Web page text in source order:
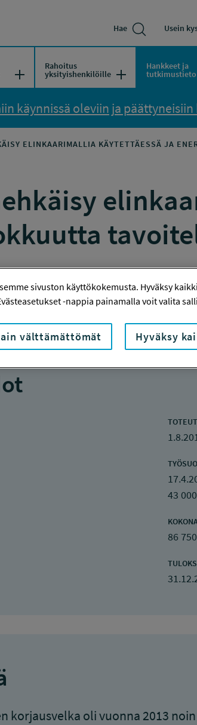
Hae Usein
Avaa/Sulje valikko
Rahoitus
yksityishenkilöille Avaa/Sulje valikko
Hankkeet ja
tutkimustieto
käynnissä oleviin ja päättyneisiin
ELINKAARIMALLIA KÄYTETTÄESSÄ JA
43
86
korjausvelka oli vuonna 2013
sivuston käyttökokemusta. Hyväksy
-nappia painamalla voit valita
välttämättömät Hyväksy